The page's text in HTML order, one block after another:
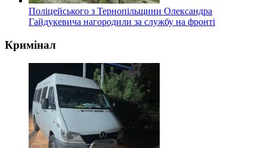
Поліцейського з Тернопільщини Олександра
Гайдукевича нагородили за службу на фронті
Кримінал